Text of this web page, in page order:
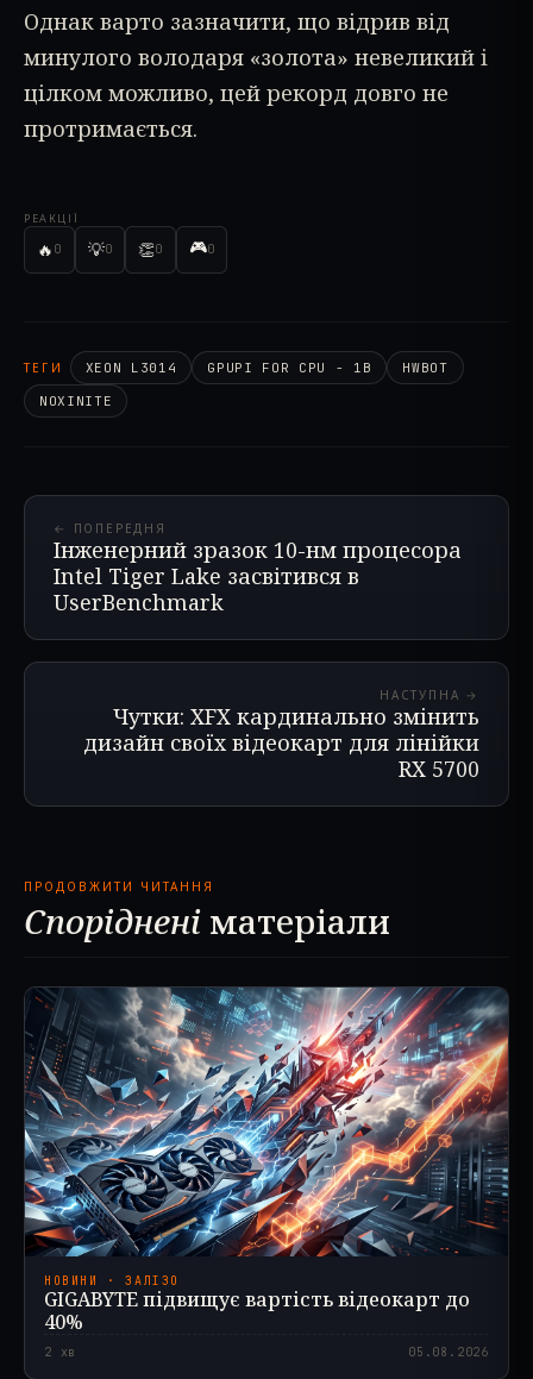
РЕАКЦІЇ
🔥 0 💡0 👏0 🎮0
Однак варто зазначити, що відрив від
минулого володаря «золота» невеликий і
цілком можливо, цей рекорд довго не
протримається.
ТЕГИ XEON L3014 GPUPI FOR CPU - 1B
HWBOT
NOXINITE
← ПОПЕРЕДНЯ
Інженерний зразок 10-нм процесора
Intel Tiger Lake засвітився в
UserBenchmark
НАСТУПНА →
Чутки: XFX кардинально змінить
дизайн своїх відеокарт для лінійки
RX 5700
ПРОДОВЖИТИ ЧИТАННЯ
Споріднені матеріали
НОВИНИ · ЗАЛІЗО
GIGABYTE підвищує вартість відеокарт до
40%
2 хв 05.08.2026